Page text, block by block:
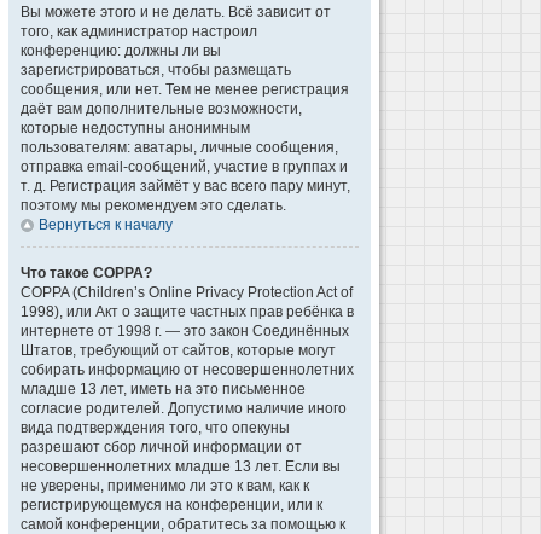
Вы можете этого и не делать. Всё зависит от
того, как администратор настроил
конференцию: должны ли вы
зарегистрироваться, чтобы размещать
сообщения, или нет. Тем не менее регистрация
даёт вам дополнительные возможности,
которые недоступны анонимным
пользователям: аватары, личные сообщения,
отправка email-сообщений, участие в группах и
т. д. Регистрация займёт у вас всего пару минут,
поэтому мы рекомендуем это сделать.
Вернуться к началу
Что такое COPPA?
COPPA (Children’s Online Privacy Protection Act of
1998), или Акт о защите частных прав ребёнка в
интернете от 1998 г. — это закон Соединённых
Штатов, требующий от сайтов, которые могут
собирать информацию от несовершеннолетних
младше 13 лет, иметь на это письменное
согласие родителей. Допустимо наличие иного
вида подтверждения того, что опекуны
разрешают сбор личной информации от
несовершеннолетних младше 13 лет. Если вы
не уверены, применимо ли это к вам, как к
регистрирующемуся на конференции, или к
самой конференции, обратитесь за помощью к